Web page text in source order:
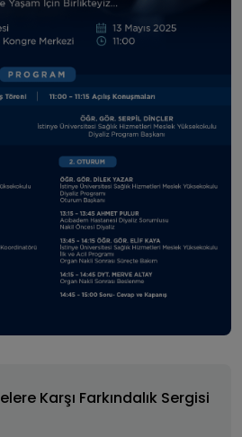
Karşı Farkındalık Sergisi